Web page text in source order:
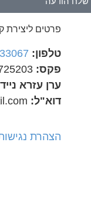
פרטים ליצירת
טלפון:
פקס:
ערן עזרא
דוא"ל:
הצהרת